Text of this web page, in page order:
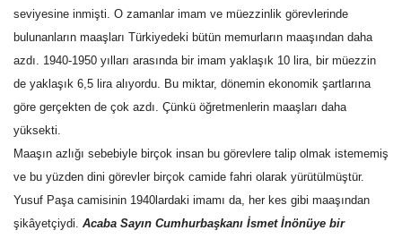
Galeriler
Künye
Yaşam
İletişim
Sağlık
seviyesine inmişti. O zamanlar imam ve müezzinlik görevlerinde
bulunanların maaşları Türkiyedeki bütün memurların maaşından daha
azdı. 1940-1950 yılları arasında bir imam yaklaşık 10 lira, bir müezzin
de yaklaşık 6,5 lira alıyordu. Bu miktar, dönemin ekonomik şartlarına
göre gerçekten de çok azdı. Çünkü öğretmenlerin maaşları daha
yüksekti.
Maaşın azlığı sebebiyle birçok insan bu görevlere talip olmak istememiş
ve bu yüzden dini görevler birçok camide fahri olarak yürütülmüştür.
Yusuf Paşa camisinin 1940lardaki imamı da, her kes gibi maaşından
şikâyetçiydi.  Acaba Sayın Cumhurbaşkanı İsmet İnönüye bir